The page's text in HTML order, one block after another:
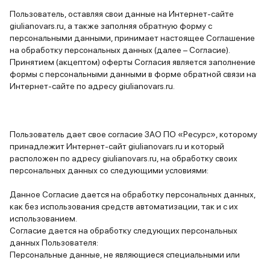
Пользователь, оставляя свои данные на Интернет-сайте
giulianovars.ru, а также заполняя обратную форму с
персональными данными, принимает настоящее Соглашение
на обработку персональных данных (далее – Согласие).
Принятием (акцептом) оферты Согласия является заполнение
формы с персональными данными в форме обратной связи на
Интернет-сайте по адресу giulianovars.ru.
Пользователь дает свое согласие ЗАО ПО «Ресурс», которому
принадлежит Интернет-сайт giulianovars.ru и который
расположен по адресу giulianovars.ru, на обработку своих
персональных данных со следующими условиями:
Данное Согласие дается на обработку персональных данных,
как без использования средств автоматизации, так и с их
использованием.
Согласие дается на обработку следующих персональных
данных Пользователя:
Персональные данные, не являющиеся специальными или